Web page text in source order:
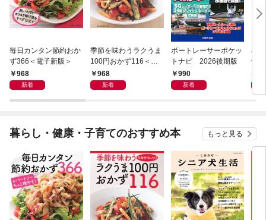
毎日カンタン節約おか
ず366＜電子新版＞
968
新着
季節を味わうラクうま
100円おかず116＜電
子新版＞
968
新着
ボートレーサーポケッ
トナビ 2026後期版
990
新着
小
士
暮らし・健康・子育てのおすすめ本 もっと見る